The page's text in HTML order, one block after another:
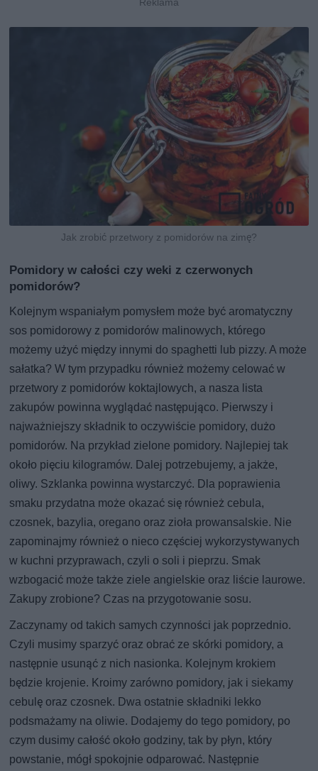
Jak zrobić przetwory z pomidorów na zimę?
Pomidory w całości czy weki z czerwonych
pomidorów?
Kolejnym wspaniałym pomysłem może być aromatyczny
sos pomidorowy z pomidorów malinowych, którego
możemy użyć między innymi do spaghetti lub pizzy. A może
sałatka? W tym przypadku również możemy celować w
przetwory z pomidorów koktajlowych, a nasza lista
zakupów powinna wyglądać następująco. Pierwszy i
najważniejszy składnik to oczywiście pomidory, dużo
pomidorów. Na przykład zielone pomidory. Najlepiej tak
około pięciu kilogramów. Dalej potrzebujemy, a jakże,
oliwy. Szklanka powinna wystarczyć. Dla poprawienia
smaku przydatna może okazać się również cebula,
czosnek, bazylia, oregano oraz zioła prowansalskie. Nie
zapominajmy również o nieco częściej wykorzystywanych
w kuchni przyprawach, czyli o soli i pieprzu. Smak
wzbogacić może także ziele angielskie oraz liście laurowe.
Zakupy zrobione? Czas na przygotowanie sosu.
Zaczynamy od takich samych czynności jak poprzednio.
Czyli musimy sparzyć oraz obrać ze skórki pomidory, a
następnie usunąć z nich nasionka. Kolejnym krokiem
będzie krojenie. Kroimy zarówno pomidory, jak i siekamy
cebulę oraz czosnek. Dwa ostatnie składniki lekko
podsmażamy na oliwie. Dodajemy do tego pomidory, po
czym dusimy całość około godziny, tak by płyn, który
powstanie, mógł spokojnie odparować. Następnie